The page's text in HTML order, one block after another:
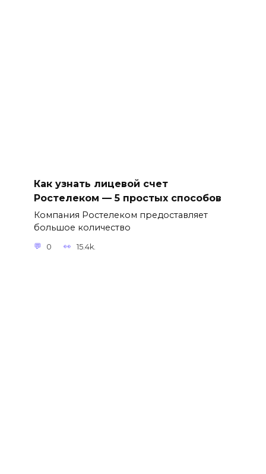
Как узнать лицевой счет
Ростелеком — 5 простых способов
Компания Ростелеком предоставляет
большое количество
0 15.4k.